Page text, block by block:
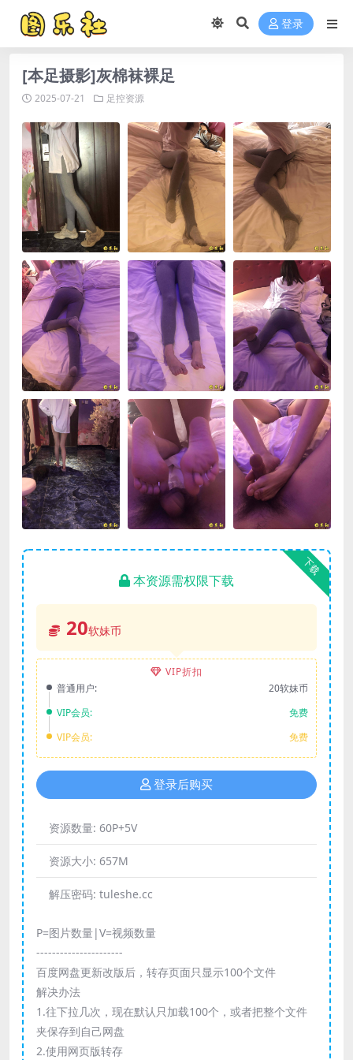
登录
[本足摄影]灰棉袜裸足
2025-07-21 足控资源
下载
本资源需权限下载
20软妹币
VIP折扣
普通用户:
20软妹币
VIP会员:
免费
VIP会员:
免费
登录后购买
资源数量: 60P+5V
资源大小: 657M
解压密码: tuleshe.cc
P=图片数量|V=视频数量
----------------------
百度网盘更新改版后，转存页面只显示100个文件
解决办法
1.往下拉几次，现在默认只加载100个，或者把整个文件
夹保存到自己网盘
2.使用网页版转存